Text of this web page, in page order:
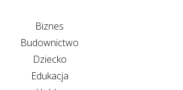
Biznes
Budownictwo
Dziecko
Edukacja